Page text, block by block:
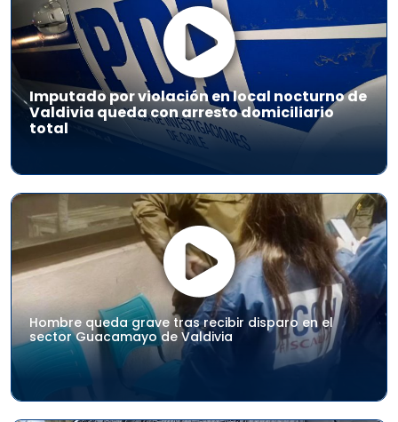
Imputado por violación en local nocturno de
Valdivia queda con arresto domiciliario
total
Hombre queda grave tras recibir disparo en el
sector Guacamayo de Valdivia